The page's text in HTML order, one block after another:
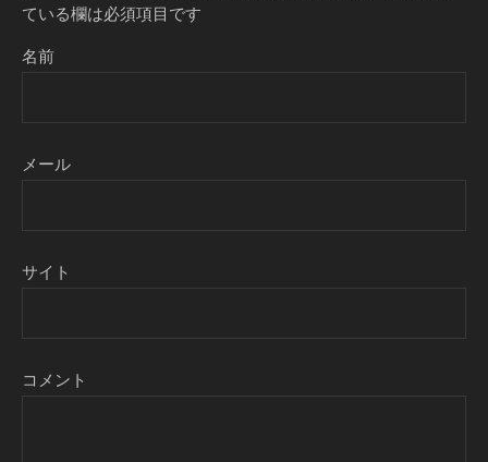
ている欄は必須項目です
名前
メール
サイト
コメント